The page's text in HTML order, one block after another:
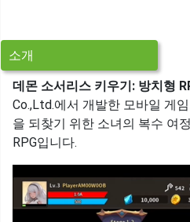
소개
데몬 소서리스 키우기: 방치형
Co.,Ltd.에서 개발한 모바일 게
을 되찾기 위한 소녀의 복수 여
RPG입니다.